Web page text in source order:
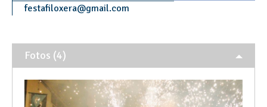
festafiloxera@gmail.com
Fotos (4)